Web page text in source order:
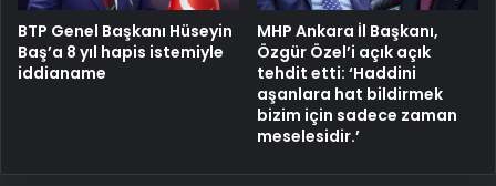
BTP Genel Başkanı Hüseyin
Baş’a 8 yıl hapis istemiyle
iddianame
MHP Ankara İl Başkanı,
Özgür Özel’i açık açık
tehdit etti: ‘Haddini
aşanlara hat bildirmek
bizim için sadece zaman
meselesidir.’